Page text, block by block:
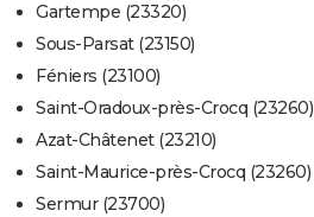
Gartempe (23320)
Sous-Parsat (23150)
Féniers (23100)
Saint-Oradoux-près-Crocq (23260)
Azat-Châtenet (23210)
Saint-Maurice-près-Crocq (23260)
Sermur (23700)